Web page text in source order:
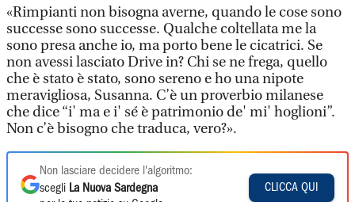
«Rimpianti non bisogna averne, quando le cose sono
successe sono successe. Qualche coltellata me la
sono presa anche io, ma porto bene le cicatrici. Se
non avessi lasciato Drive in? Chi se ne frega, quello
che è stato è stato, sono sereno e ho una nipote
meravigliosa, Susanna. C’è un proverbio milanese
che dice “i' ma e i' sé è patrimonio de' mi' hoglioni”.
Non c’è bisogno che traduca, vero?».
Non lasciare decidere l'algoritmo:
scegli La Nuova Sardegna
CLICCA QUI